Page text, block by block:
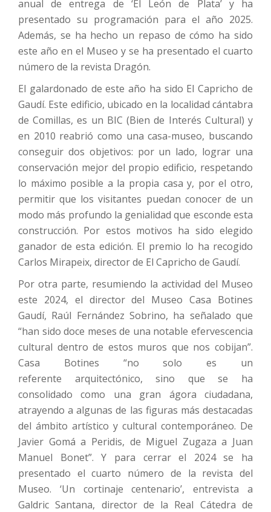
anual de entrega de ‘El León de Plata’ y ha
presentado su programación para el año 2025.
Además, se ha hecho un repaso de cómo ha sido
este año en el Museo y se ha presentado el cuarto
número de la revista Dragón.
El galardonado de este año ha sido El Capricho de
Gaudí. Este edificio, ubicado en la localidad cántabra
de Comillas, es un BIC (Bien de Interés Cultural) y
en 2010 reabrió como una casa-museo, buscando
conseguir dos objetivos: por un lado, lograr una
conservación mejor del propio edificio, respetando
lo máximo posible a la propia casa y, por el otro,
permitir que los visitantes puedan conocer de un
modo más profundo la genialidad que esconde esta
construcción. Por estos motivos ha sido elegido
ganador de esta edición. El premio lo ha recogido
Carlos Mirapeix, director de El Capricho de Gaudí.
Por otra parte, resumiendo la actividad del Museo
este 2024, el director del Museo Casa Botines
Gaudí, Raúl Fernández Sobrino, ha señalado que
“han sido doce meses de una notable efervescencia
cultural dentro de estos muros que nos cobijan”.
Casa Botines “no solo es un
referente arquitectónico, sino que se ha
consolidado como una gran ágora ciudadana,
atrayendo a algunas de las figuras más destacadas
del ámbito artístico y cultural contemporáneo. De
Javier Gomá a Peridis, de Miguel Zugaza a Juan
Manuel Bonet”. Y para cerrar el 2024 se ha
presentado el cuarto número de la revista del
Museo. ‘Un cortinaje centenario’, entrevista a
Galdric Santana, director de la Real Cátedra de